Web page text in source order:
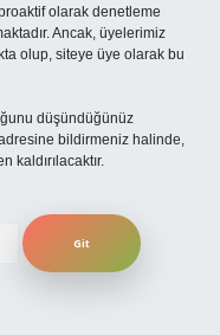
olarak denetleme
Ancak, üyelerimiz
olup, siteye üye olarak bu
düşündüğünüz
bildirmeniz halinde,
kaldırılacaktır.